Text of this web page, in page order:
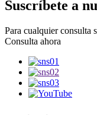
Suscríbete a
Para cualquier consulta
Consulta ahora